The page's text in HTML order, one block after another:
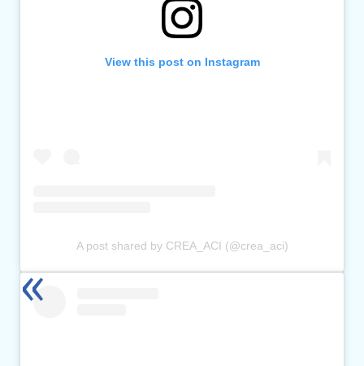
View this post on Instagram
A post shared by CREA_ACI (@crea_aci)